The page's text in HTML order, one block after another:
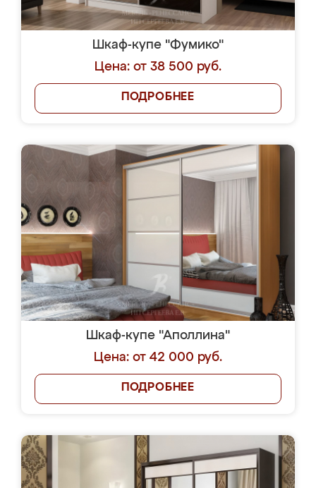
Шкаф-купе "Фумико"
Цена: от 38 500 руб.
ПОДРОБНЕЕ
Шкаф-купе "Аполлина"
Цена: от 42 000 руб.
ПОДРОБНЕЕ